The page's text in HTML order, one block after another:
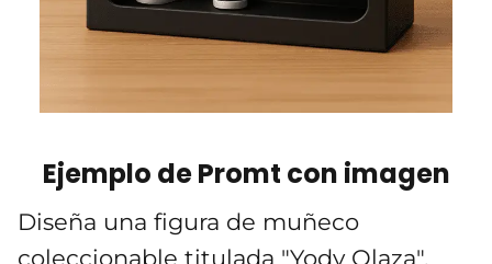
Ejemplo de Promt con imagen
Diseña una figura de muñeco
coleccionable titulada "Yody Olaza",